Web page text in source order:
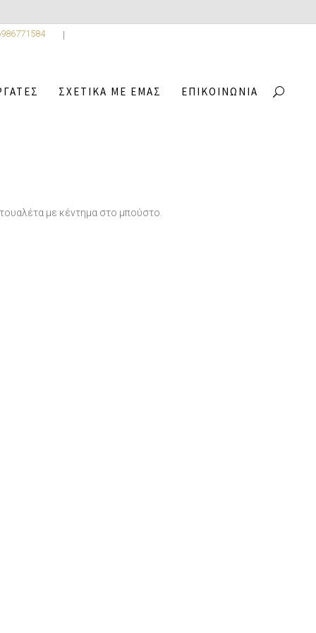
ΣΧΕΤΙΚΆ ΜΕ ΕΜΆΣ ΕΠΙΚΟΙΝΩΝΊΑ
με κέντημα στο μπούστο.